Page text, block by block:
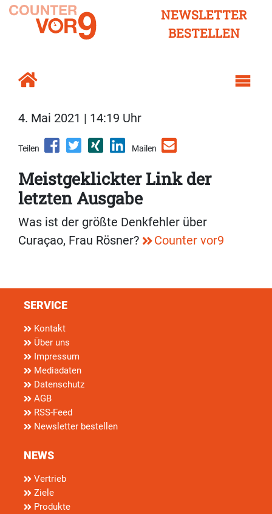
NEWSLETTER
BESTELLEN
4. Mai 2021 | 14:19 Uhr
Teilen Mailen
Meistgeklickter Link der
letzten Ausgabe
Was ist der größte Denkfehler über
Curaçao, Frau Rösner?
Counter vor9
SERVICE
Kontakt
Über uns
Impressum
Mediadaten
Datenschutz
AGB
RSS-Feed
Newsletter bestellen
NEWS
Vertrieb
Ziele
Produkte